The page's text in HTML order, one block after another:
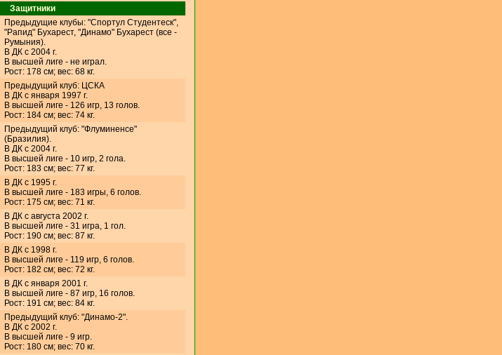
Защитники
Предыдущие клубы: "Спортул Студентеск",
"Рапид" Бухарест, "Динамо" Бухарест (все -
Румыния).
В ДК с 2004 г.
В высшей лиге - не играл.
Рост: 178 см; вес: 68 кг.
Предыдущий клуб: ЦСКА
В ДК с января 1997 г.
В высшей лиге - 126 игр, 13 голов.
Рост: 184 см; вес: 74 кг.
Предыдущий клуб: "Флуминенсе"
(Бразилия).
В ДК с 2004 г.
В высшей лиге - 10 игр, 2 гола.
Рост: 183 см; вес: 77 кг.
В ДК с 1995 г.
В высшей лиге - 183 игры, 6 голов.
Рост: 175 см; вес: 71 кг.
В ДК с августа 2002 г.
В высшей лиге - 31 игра, 1 гол.
Рост: 190 см; вес: 87 кг.
В ДК с 1998 г.
В высшей лиге - 119 игр, 6 голов.
Рост: 182 см; вес: 72 кг.
В ДК с января 2001 г.
В высшей лиге - 87 игр, 16 голов.
Рост: 191 см; вес: 84 кг.
Предыдущий клуб: "Динамо-2".
В ДК с 2002 г.
В высшей лиге - 9 игр.
Рост: 180 см; вес: 70 кг.